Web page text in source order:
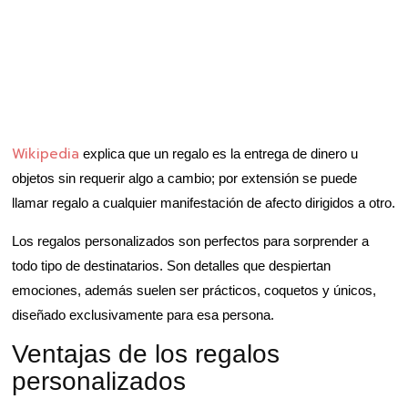
Wikipedia explica que un regalo es la entrega de dinero u
objetos sin requerir algo a cambio; por extensión se puede
llamar regalo a cualquier manifestación de afecto dirigidos a otro.
Los regalos personalizados son perfectos para sorprender a
todo tipo de destinatarios. Son detalles que despiertan
emociones, además suelen ser prácticos, coquetos y únicos,
diseñado exclusivamente para esa persona.
Ventajas de los regalos
personalizados